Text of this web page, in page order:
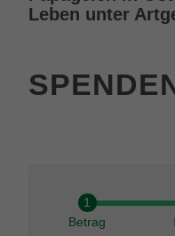
Leben unter
Betrag